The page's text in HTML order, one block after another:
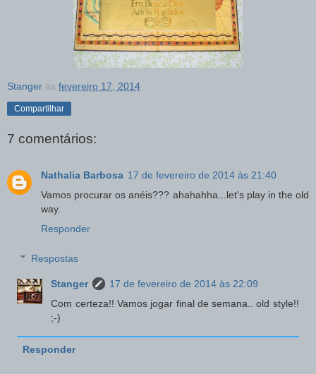
Stanger às fevereiro 17, 2014
Compartilhar
7 comentários:
Nathalia Barbosa 17 de fevereiro de 2014 às 21:40
Vamos procurar os anéis??? ahahahha...let's play in the old
way.
Responder
Respostas
Stanger
17 de fevereiro de 2014 às 22:09
Com certeza!! Vamos jogar final de semana.. old style!!
;-)
Responder